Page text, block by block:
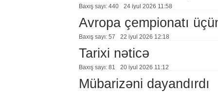
Baxış sayı: 440 24 i̇yul 2026 11:58
Avropa çempionatı
Baxış sayı: 57 22 i̇yul 2026 12:18
Tarixi nəticə
Baxış sayı: 81 20 i̇yul 2026 11:12
Mübarizəni dayandırdı